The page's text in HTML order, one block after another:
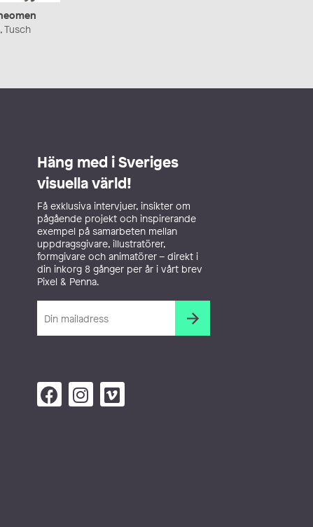
Tusch
Häng med i Sveriges
visuella värld!
Få exklusiva intervjuer, insikter om
pågående projekt och inspirerande
exempel på samarbeten mellan
uppdragsgivare, illustratörer,
formgivare och animatörer – direkt i
din inkorg 8 gånger per år i vårt brev
Pixel & Penna.